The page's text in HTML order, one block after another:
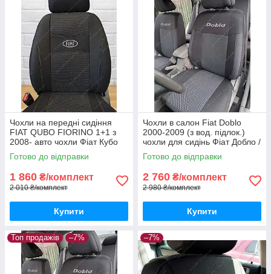
Чохли на передні сидіння
FIAT QUBO FIORINO 1+1 з
2008- авто чохли Фіат Кубо
Фіоріно після 2008 (передні)
Готово до відправки
1 860 ₴/комплект
2 010 ₴/комплект
Купити
Чохли в салон Fiat Doblo
2000-2009 (з вод. підлок.)
чохли для сидінь Фіат Добло /
Чохли в салон Фіат Добло /
авто чохли Fiat Doblo
Готово до відправки
2 760 ₴/комплект
2 980 ₴/комплект
Купити
Топ продажів –7% –7%